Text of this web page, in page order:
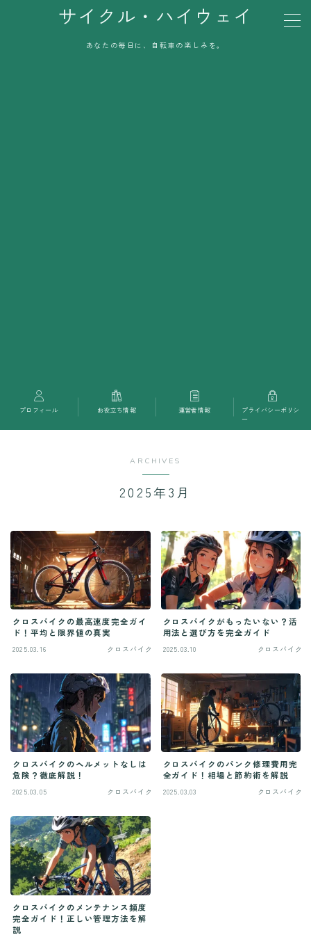
サイクル・ハイウェイ
あなたの毎日に、自転車の楽しみを。
プロフィール お役立ち情報 運営者情報
プライバシーポリシ
ー
ARCHIVES
2025年3月
クロスバイクの最高速度完全ガイ
ド！平均と限界値の真実
2025.03.16 クロスバイク
クロスバイクがもったいない？活
用法と選び方を完全ガイド
2025.03.10 クロスバイク
クロスバイクのヘルメットなしは
危険？徹底解説！
2025.03.05 クロスバイク
クロスバイクのパンク修理費用完
全ガイド！相場と節約術を解説
2025.03.03 クロスバイク
クロスバイクのメンテナンス頻度
完全ガイド！正しい管理方法を解
説